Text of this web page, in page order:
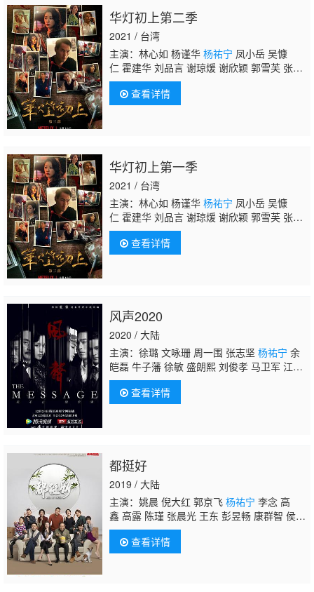
华灯初上第二季
2021 / 台湾
主演：林心如 杨谨华 杨祐宁 凤小岳 吴慷
仁 霍建华 刘品言 谢琼煖 谢欣颖 郭雪芙 张轩
睿 江宜蓉 章广辰 郑元畅 刘敬 王柏杰 修杰
楷 林柏宏 王净 曾敬骅 张睿家 胡玮杰 谢雨
芝 屈中恒 应采灵 王静莹 伊正 黄柔闽 朱宥
查看详情
华灯初上第一季
2021 / 台湾
主演：林心如 杨谨华 杨祐宁 凤小岳 吴慷
仁 霍建华 刘品言 谢琼煖 谢欣颖 郭雪芙 张轩
睿 江宜蓉 章广辰 郑元畅 刘敬 王柏杰 修杰
楷 林柏宏 王净 曾敬骅 张睿家 胡玮杰 谢雨
芝 屈中恒 应采灵 王静莹 伊正 黄柔闽 朱宥
查看详情
风声2020
2020 / 大陆
主演：徐璐 文咏珊 周一围 张志坚 杨祐宁 余
皑磊 牛子藩 徐敏 盛朗熙 刘俊孝 马卫军 江
一 高子沣 孙宁 牛飘 丁子玲 张皓然 王纯 吴京
海 孙布尔 冯千 马晓峰 黄娟 杨廷东 王海地 朱
研 纵昕芸 金晖 马伯全
查看详情
都挺好
2019 / 大陆
主演：姚晨 倪大红 郭京飞 杨祐宁 李念 高
鑫 高露 陈瑾 张晨光 王东 彭昱畅 康群智 侯长
荣 田丽 王正权 红花 赵彦民 涂凌 石雨鑫 薇
薇 李俊霆 王成 孙微木 岳旸 刘钧 赵千紫 李
盟 范哲琛
查看详情